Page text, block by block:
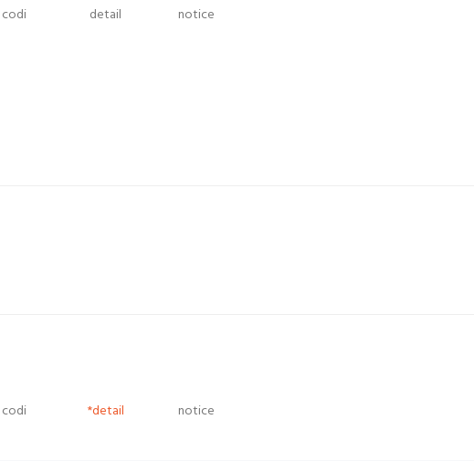
codi detail notice
codi *detail notice